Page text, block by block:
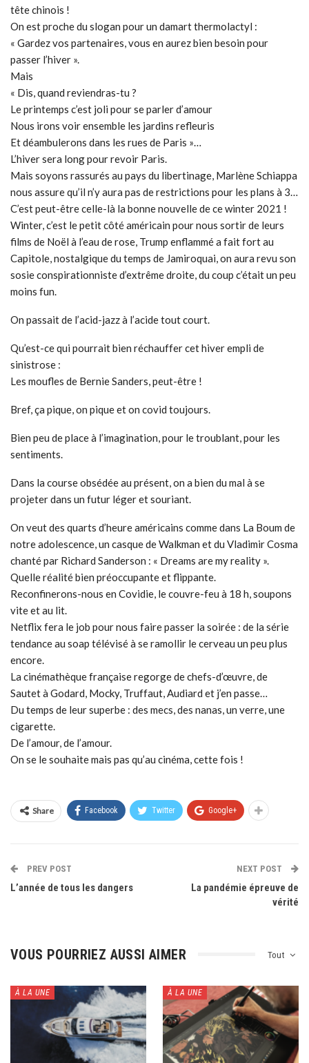
tête chinois !
On est proche du slogan pour un damart thermolactyl :
« Gardez vos partenaires, vous en aurez bien besoin pour
passer l’hiver ».
Mais
« Dis, quand reviendras-tu ?
Le printemps c’est joli pour se parler d’amour
Nous irons voir ensemble les jardins refleuris
Et déambulerons dans les rues de Paris »…
L’hiver sera long pour revoir Paris.
Mais soyons rassurés au pays du libertinage, Marlène Schiappa
nous assure qu’il n’y aura pas de restrictions pour les plans à 3…
C’est peut-être celle-là la bonne nouvelle de ce winter 2021 !
Winter, c’est le petit côté américain pour nous sortir de leurs
films de Noël à l’eau de rose, Trump enflammé a fait fort au
Capitole, nostalgique du temps de Jamiroquai, on aura revu son
sosie conspirationniste d’extrême droite, du coup c’était un peu
moins fun.
On passait de l’acid-jazz à l’acide tout court.
Qu’est-ce qui pourrait bien réchauffer cet hiver empli de
sinistrose :
Les moufles de Bernie Sanders, peut-être !
Bref, ça pique, on pique et on covid toujours.
Bien peu de place à l’imagination, pour le troublant, pour les
sentiments.
Dans la course obsédée au présent, on a bien du mal à se
projeter dans un futur léger et souriant.
On veut des quarts d’heure américains comme dans La Boum de
notre adolescence, un casque de Walkman et du Vladimir Cosma
chanté par Richard Sanderson : « Dreams are my reality ».
Quelle réalité bien préoccupante et flippante.
Reconfinerons-nous en Covidie, le couvre-feu à 18 h, soupons
vite et au lit.
Netflix fera le job pour nous faire passer la soirée : de la série
tendance au soap télévisé à se ramollir le cerveau un peu plus
encore.
La cinémathèque française regorge de chefs-d’œuvre, de
Sautet à Godard, Mocky, Truffaut, Audiard et j’en passe…
Du temps de leur superbe : des mecs, des nanas, un verre, une
cigarette.
De l’amour, de l’amour.
On se le souhaite mais pas qu’au cinéma, cette fois !
Share Facebook Twitter Google+
PREV POST
L’année de tous les dangers
NEXT POST
La pandémie épreuve de
vérité
Tout
VOUS POURRIEZ AUSSI AIMER
À LA UNE À LA UNE